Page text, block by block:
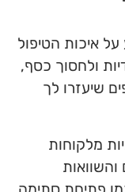
איכות הטיפול
ולחסוך כסף,
שיעזרו לך
מלקוחות
והשוואות